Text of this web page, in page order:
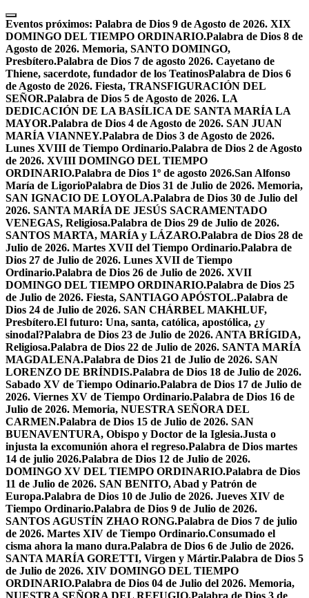
Skip
to
content
Eventos próximos: Palabra de Dios 9 de Agosto de 2026. XIX
DOMINGO DEL TIEMPO ORDINARIO.Palabra de Dios 8 de
Agosto de 2026. Memoria, SANTO DOMINGO,
Presbítero.Palabra de Dios 7 de agosto 2026. Cayetano de
Thiene, sacerdote, fundador de los TeatinosPalabra de Dios 6
de Agosto de 2026. Fiesta, TRANSFIGURACIÓN DEL
SEÑOR.Palabra de Dios 5 de Agosto de 2026. LA
DEDICACIÓN DE LA BASÍLICA DE SANTA MARÍA LA
MAYOR.Palabra de Dios 4 de Agosto de 2026. SAN JUAN
MARÍA VIANNEY.Palabra de Dios 3 de Agosto de 2026.
Lunes XVIII de Tiempo Ordinario.Palabra de Dios 2 de Agosto
de 2026. XVIII DOMINGO DEL TIEMPO
ORDINARIO.Palabra de Dios 1º de agosto 2026.San Alfonso
María de LigorioPalabra de Dios 31 de Julio de 2026. Memoria,
SAN IGNACIO DE LOYOLA.Palabra de Dios 30 de Julio del
2026. SANTA MARÍA DE JESÚS SACRAMENTADO
VENEGAS, Religiosa.Palabra de Dios 29 de Julio de 2026.
SANTOS MARTA, MARÍA y LÁZARO.Palabra de Dios 28 de
Julio de 2026. Martes XVII del Tiempo Ordinario.Palabra de
Dios 27 de Julio de 2026. Lunes XVII de Tiempo
Ordinario.Palabra de Dios 26 de Julio de 2026. XVII
DOMINGO DEL TIEMPO ORDINARIO.Palabra de Dios 25
de Julio de 2026. Fiesta, SANTIAGO APÓSTOL.Palabra de
Dios 24 de Julio de 2026. SAN CHÁRBEL MAKHLUF,
Presbítero.El futuro: Una, santa, católica, apostólica, ¿y
sinodal?Palabra de Dios 23 de Julio de 2026. ANTA BRÍGIDA,
Religiosa.Palabra de Dios 22 de Julio de 2026. SANTA MARÍA
MAGDALENA.Palabra de Dios 21 de Julio de 2026. SAN
LORENZO DE BRÍNDIS.Palabra de Dios 18 de Julio de 2026.
Sabado XV de Tiempo Odinario.Palabra de Dios 17 de Julio de
2026. Viernes XV de Tiempo Ordinario.Palabra de Dios 16 de
Julio de 2026. Memoria, NUESTRA SEÑORA DEL
CARMEN.Palabra de Dios 15 de Julio de 2026. SAN
BUENAVENTURA, Obispo y Doctor de la Iglesia.Justa o
injusta la excomunión ahora el regreso.Palabra de Dios martes
14 de julio 2026.Palabra de Dios 12 de Julio de 2026.
DOMINGO XV DEL TIEMPO ORDINARIO.Palabra de Dios
11 de Julio de 2026. SAN BENITO, Abad y Patrón de
Europa.Palabra de Dios 10 de Julio de 2026. Jueves XIV de
Tiempo Ordinario.Palabra de Dios 9 de Julio de 2026.
SANTOS AGUSTÍN ZHAO RONG.Palabra de Dios 7 de julio
de 2026. Martes XIV de Tiempo Ordinario.Consumado el
cisma ahora la mano dura.Palabra de Dios 6 de Julio de 2026.
SANTA MARÍA GORETTI, Virgen y Mártir.Palabra de Dios 5
de Julio de 2026. XIV DOMINGO DEL TIEMPO
ORDINARIO.Palabra de Dios 04 de Julio del 2026. Memoria,
NUESTRA SEÑORA DEL REFUGIO.Palabra de Dios 3 de